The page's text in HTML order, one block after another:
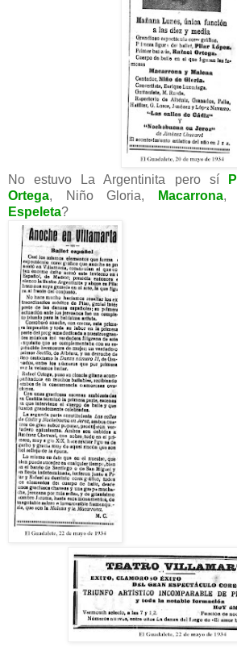
No estuvo La Argentinita pero sí
Ortega, Niño Gloria, Macarrona,
Espeleta?